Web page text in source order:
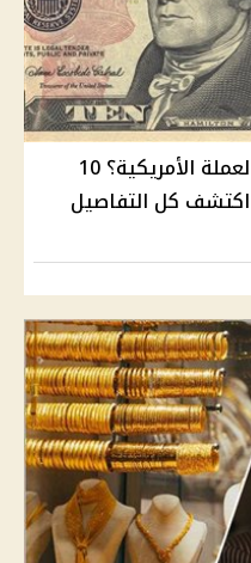
هل سيحدث تغيير جذري في العملة الأمريكية؟ 10
اكتشف كل التفاصيل